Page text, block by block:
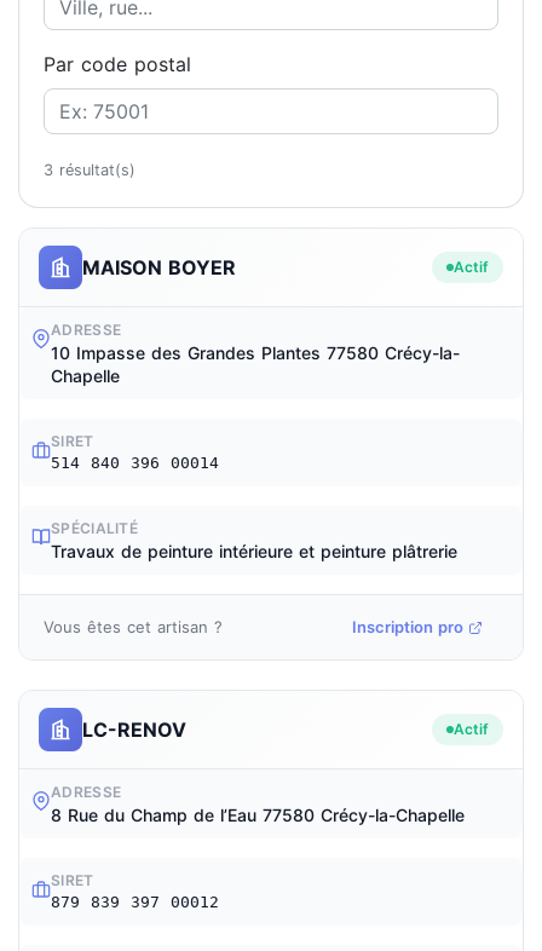
MAISON BOYER Actif
ADRESSE
10 Impasse des Grandes Plantes 77580 Crécy-la-
Chapelle
SIRET
514 840 396 00014
SPÉCIALITÉ
Travaux de peinture intérieure et peinture plâtrerie
Vous êtes cet artisan ? Inscription pro
LC-RENOV Actif
ADRESSE
8 Rue du Champ de l’Eau 77580 Crécy-la-Chapelle
SIRET
879 839 397 00012
Par code postal
3 résultat(s)